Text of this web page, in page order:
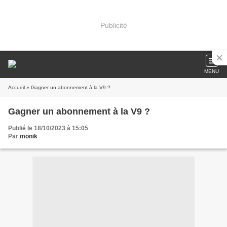
Publicité
MENU
Accueil » Gagner un abonnement à la V9 ?
Gagner un abonnement à la V9 ?
Publié le 18/10/2023 à 15:05
Par monik